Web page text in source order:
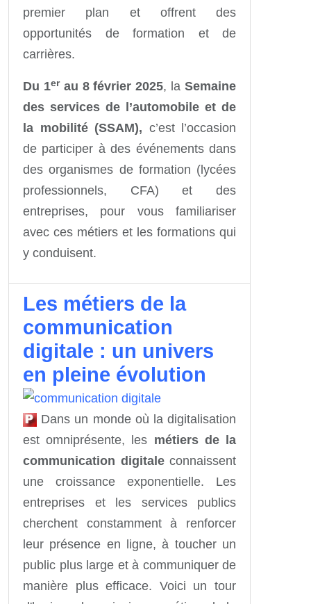
premier plan et offrent des
opportunités de formation et de
carrières.
Du 1erau 8 février 2025, laSemaine
des services de l’automobile et de
la mobilité (SSAM), c’est l’occasion
de participer à des événements dans
des organismes de formation (lycées
professionnels, CFA) et des
entreprises, pour vous familiariser
avec ces métiers et les formations qui
y conduisent.
Les métiers de la
communication
digitale : un univers
en pleine évolution
Dans un monde où la digitalisation
est omniprésente, les métiers de la
communication digitaleconnaissent
une croissance exponentielle. Les
entreprises et les services publics
cherchent constamment à renforcer
leur présence en ligne, à toucher un
public plus large et à communiquer de
manière plus efficace. Voici un tour